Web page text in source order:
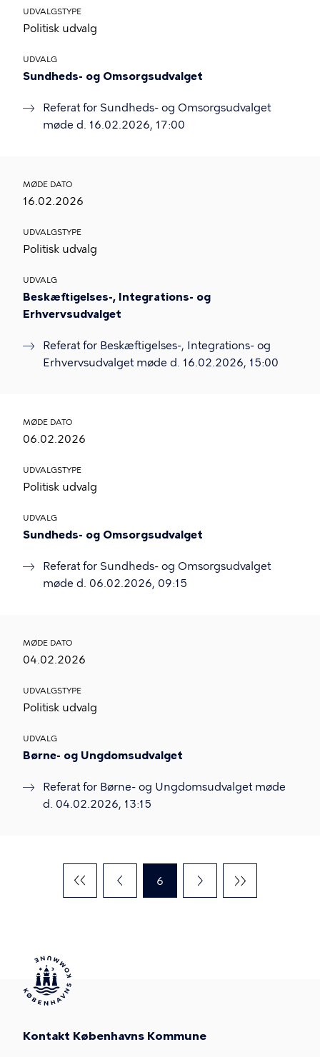
UDVALGSTYPE
Politisk udvalg
UDVALG
Sundheds- og Omsorgsudvalget
Referat for Sundheds- og Omsorgsudvalget
møde d. 16.02.2026, 17:00
MØDE DATO
16.02.2026
UDVALGSTYPE
Politisk udvalg
UDVALG
Beskæftigelses-, Integrations- og
Erhvervsudvalget
Referat for Beskæftigelses-, Integrations- og
Erhvervsudvalget møde d. 16.02.2026, 15:00
MØDE DATO
06.02.2026
UDVALGSTYPE
Politisk udvalg
UDVALG
Sundheds- og Omsorgsudvalget
Referat for Sundheds- og Omsorgsudvalget
møde d. 06.02.2026, 09:15
MØDE DATO
04.02.2026
UDVALGSTYPE
Politisk udvalg
UDVALG
Børne- og Ungdomsudvalget
Referat for Børne- og Ungdomsudvalget møde
d. 04.02.2026, 13:15
SideinddelingNuværende
6
Kontakt Københavns Kommune